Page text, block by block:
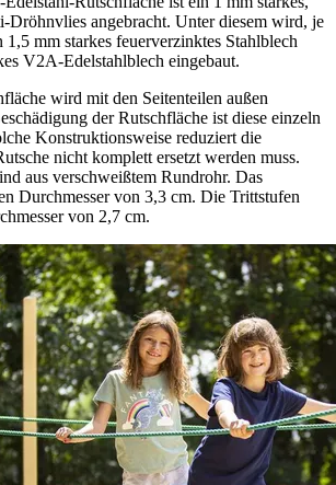
Dröhnvlies angebracht. Unter diesem wird, je
mm starkes feuerverzinktes Stahlblech
V2A-Edelstahlblech eingebaut.
wird mit den Seitenteilen außen
der Rutschfläche ist diese einzeln
Konstruktionsweise reduziert die
nicht komplett ersetzt werden muss.
aus verschweißtem Rundrohr. Das
Durchmesser von 3,3 cm. Die Trittstufen
von 2,7 cm.